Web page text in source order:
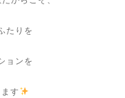
たりを
ョンを
す